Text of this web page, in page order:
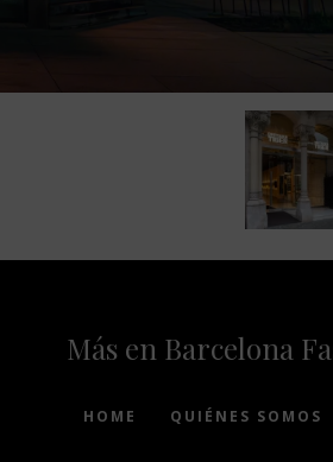
Más en Barcelona
HOME QUIÉNES SOMOS